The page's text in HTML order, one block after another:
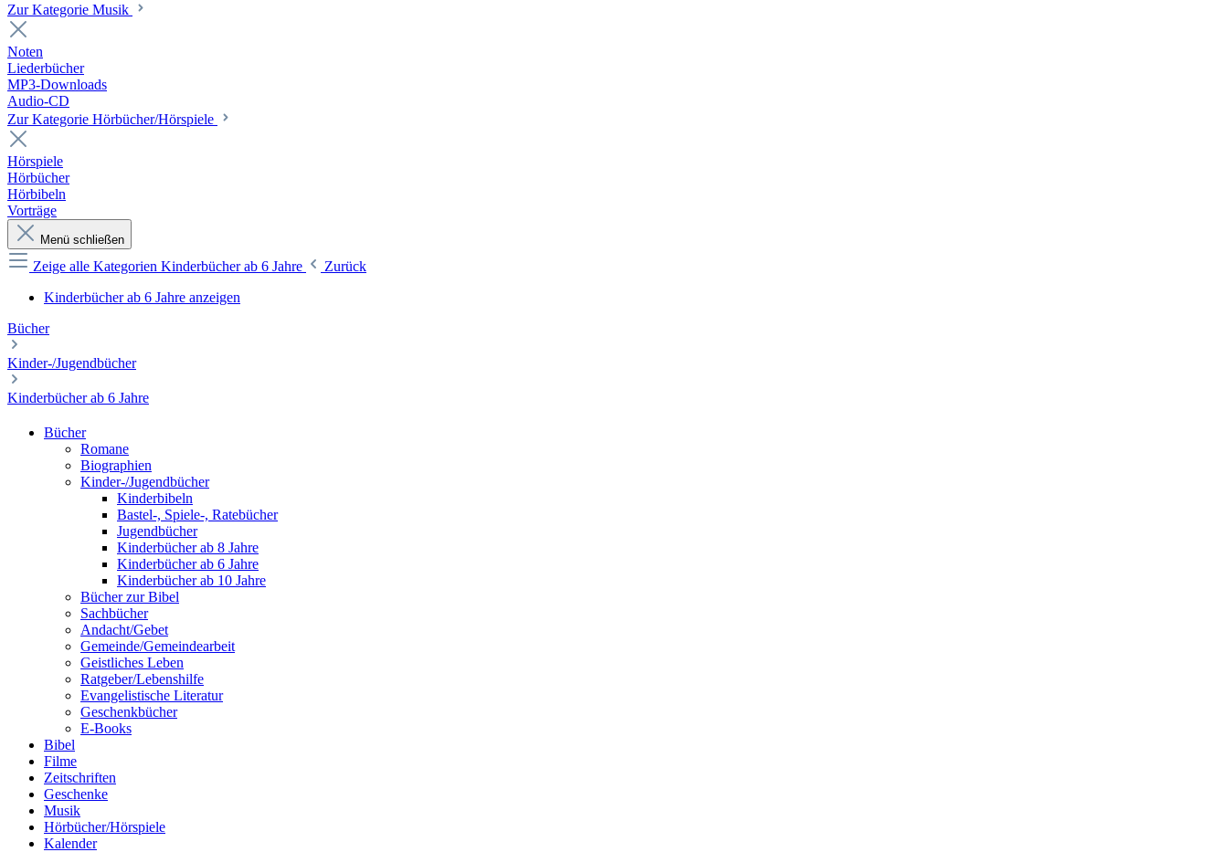
Zur Kategorie Musik
Noten
Liederbücher
MP3-Downloads
Audio-CD
Zur Kategorie Hörbücher/Hörspiele
Hörspiele
Hörbücher
Hörbibeln
Vorträge
Menü schließen
Zeige alle Kategorien Kinderbücher ab 6 Jahre
Zurück
Kinderbücher ab 6 Jahre anzeigen
Bücher
Kinder-/Jugendbücher
Kinderbücher ab 6 Jahre
Bücher
Romane
Biographien
Kinder-/Jugendbücher
Kinderbibeln
Bastel-, Spiele-, Ratebücher
Jugendbücher
Kinderbücher ab 8 Jahre
Kinderbücher ab 6 Jahre
Kinderbücher ab 10 Jahre
Bücher zur Bibel
Sachbücher
Andacht/Gebet
Gemeinde/Gemeindearbeit
Geistliches Leben
Ratgeber/Lebenshilfe
Evangelistische Literatur
Geschenkbücher
E-Books
Bibel
Filme
Zeitschriften
Geschenke
Musik
Hörbücher/Hörspiele
Kalender